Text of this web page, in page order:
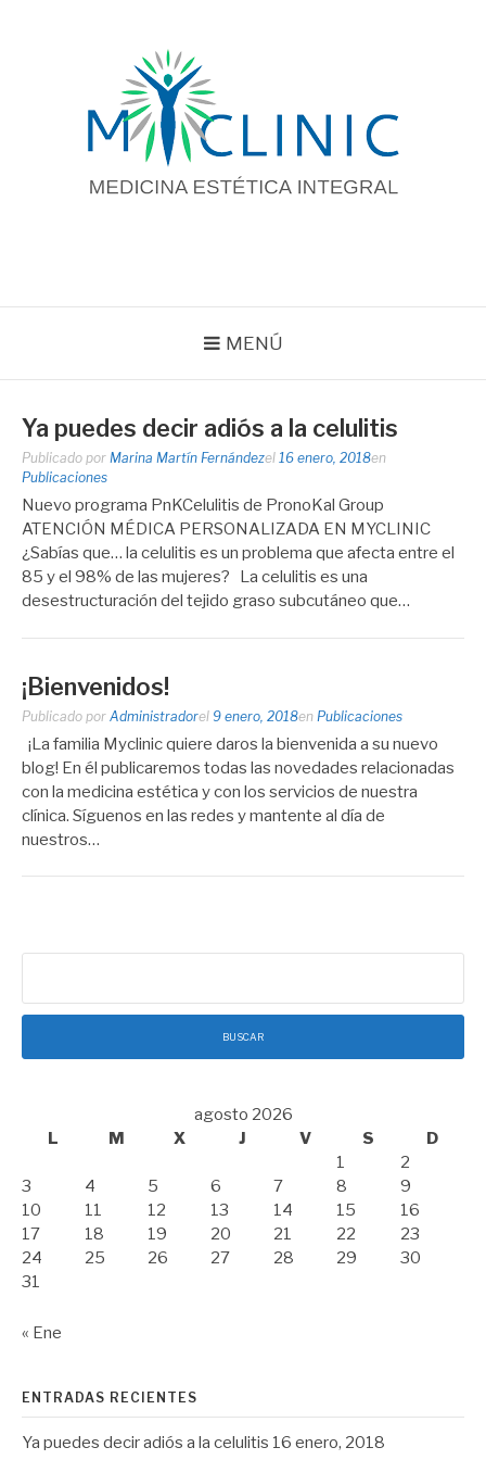
MENÚ
Ya puedes decir adiós a la celulitis
Publicado por Marina Martín Fernándezel 16 enero, 2018en
Publicaciones
Nuevo programa PnKCelulitis de PronoKal Group
ATENCIÓN MÉDICA PERSONALIZADA EN MYCLINIC
¿Sabías que… la celulitis es un problema que afecta entre el
85 y el 98% de las mujeres? La celulitis es una
desestructuración del tejido graso subcutáneo que…
¡Bienvenidos!
Publicado por Administradorel 9 enero, 2018en Publicaciones
¡La familia Myclinic quiere daros la bienvenida a su nuevo
blog! En él publicaremos todas las novedades relacionadas
con la medicina estética y con los servicios de nuestra
clínica. Síguenos en las redes y mantente al día de
nuestros…
agosto 2026
L
M X J V S
D
1
2
3
4 5 6 7 8
9
10
11 12 13 14 15
16
17
18 19 20 21 22
23
24
25 26 27 28 29
30
31
« Ene
ENTRADAS RECIENTES
Ya puedes decir adiós a la celulitis 16 enero, 2018